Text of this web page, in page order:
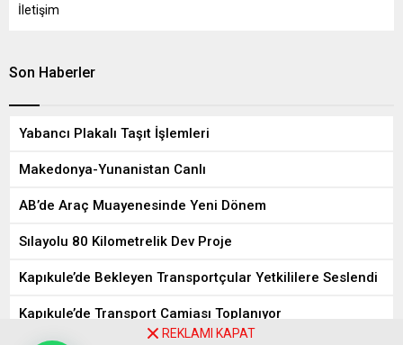
İletişim
Son Haberler
Yabancı Plakalı Taşıt İşlemleri
Makedonya-Yunanistan Canlı
AB’de Araç Muayenesinde Yeni Dönem
Sılayolu 80 Kilometrelik Dev Proje
Kapıkule’de Bekleyen Transportçular Yetkililere Seslendi
Kapıkule’de Transport Camiası Toplanıyor
REKLAMI KAPAT